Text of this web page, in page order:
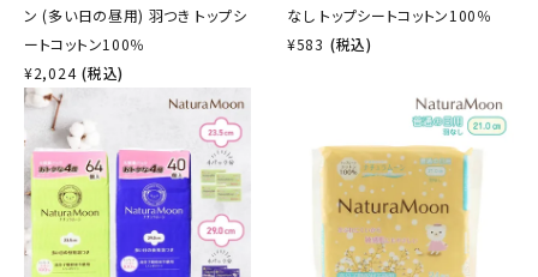
ン (多い日の昼用) 羽つき トップシ
ートコットン100％
¥2,024 (税込)
なし トップシートコットン100％
¥583 (税込)